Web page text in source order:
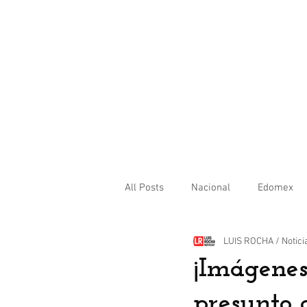
All Posts Nacional Edomex
Internacional LUIS ROCHA /